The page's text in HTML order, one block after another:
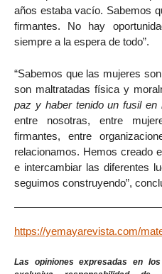
años estaba vacío. Sabemos
firmantes. No hay
siempre a la espera de todo”.
“Sabemos que las mujeres
son maltratadas física y
paz y haber tenido un fusil en
entre nosotras, entre
firmantes, entre
relacionamos. Hemos creado
e intercambiar las diferentes
seguimos construyendo”,
https://yemayarevista.com/
Las opiniones expresadas en